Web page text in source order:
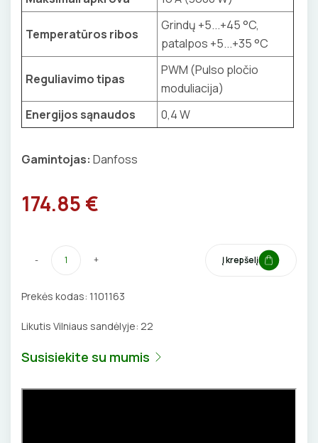
BATERIJOS
EL. SKAMBUČIAI
ŽAIBOSAUGA IR ĮŽEMINIMAS
GELINĖS JUNGTYS
BŪGNAI KABELIŲ VYNIOJIMUI
GRĘŽIMO KARŪNOS, GRĄŽTAI
GULSČIUKAI
ETIKEČIŲ SPAUSDINTUVAI
PJOVIMO ĮRANKIAI
KALIMO ĮRANKIAI
ELEKTRINIAI ĮRANKIAI
ŽYMEKLIAI
Temperatūros ribos
Grindų +5...+45 °C,
patalpos +5...+35 °C
Reguliavimo tipas
PWM (Pulso pločio
moduliacija)
Energijos sąnaudos
0,4 W
Gamintojas: Danfoss
174.85 €
- + Į krepšelį
Prekės kodas: 1101163
Likutis Vilniaus sandėlyje: 22
Susisiekite su mumis